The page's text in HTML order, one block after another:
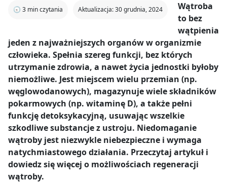
🕣 3 min czytania Aktualizacja: 30 grudnia, 2024
Wątroba
to bez
wątpienia
jeden z najważniejszych organów w organizmie
człowieka. Spełnia szereg funkcji, bez których
utrzymanie zdrowia, a nawet życia jednostki byłoby
niemożliwe. Jest miejscem wielu przemian (np.
węglowodanowych), magazynuje wiele składników
pokarmowych (np. witaminę D), a także pełni
funkcję detoksykacyjną, usuwając wszelkie
szkodliwe substancje z ustroju. Niedomaganie
wątroby jest niezwykle niebezpieczne i wymaga
natychmiastowego działania. Przeczytaj artykuł i
dowiedz się więcej o możliwościach regeneracji
wątroby.